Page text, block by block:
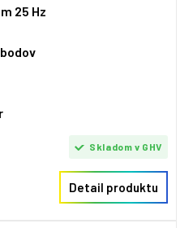
25 Hz
Skladom v GHV
Detail produktu